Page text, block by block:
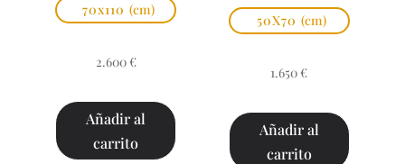
70x110 (cm)
2.600 €
Añadir al
carrito
50X70 (cm)
1.650 €
Añadir al
carrito